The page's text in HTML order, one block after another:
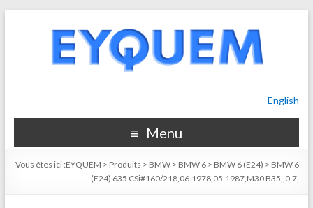
English
Menu
Vous êtes ici :EYQUEM > Produits > BMW > BMW 6 > BMW 6 (E24) > BMW 6
(E24) 635 CSi#160/218,06.1978,05.1987,M30 B35,,0.7,